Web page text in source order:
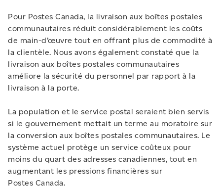
Pour Postes Canada, la livraison aux boîtes postales
communautaires réduit considérablement les coûts
de main-d’œuvre tout en offrant plus de commodité à
la clientèle. Nous avons également constaté que la
livraison aux boîtes postales communautaires
améliore la sécurité du personnel par rapport à la
livraison à la porte.
La population et le service postal seraient bien servis
si le gouvernement mettait un terme au moratoire sur
la conversion aux boîtes postales communautaires. Le
système actuel protège un service coûteux pour
moins du quart des adresses canadiennes, tout en
augmentant les pressions financières sur
Postes Canada.